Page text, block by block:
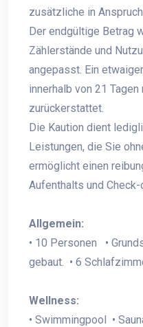
zusätzliche in
Der endgültige Betrag
Zählerstände und
angepasst. Ein
innerhalb von 21
zurückerstattet.
Die Kaution dient
Leistungen, die Sie
ermöglicht einen
Aufenthalts und Check-
Allgemein:
• 10 Personen •
gebaut. • 6
Wellness:
• Swimmingpool •